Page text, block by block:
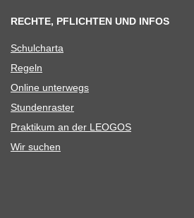
RECHTE, PFLICHTEN UND INFOS
Schul­charta
Regeln
Online unter­wegs
Stun­den­ras­ter
Prak­ti­kum an der LEOGOS
Wir suchen